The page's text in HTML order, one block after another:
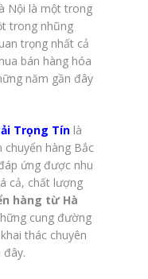
Nội là một trong
trong nhũng
trọng nhất cả
bán hàng hóa
năm gần đây
Trọng Tín là
chuyển hàng Bắc
ứng được nhu
cả, chất lượng
hàng từ Hà
cung đường
thác chuyên
đây.